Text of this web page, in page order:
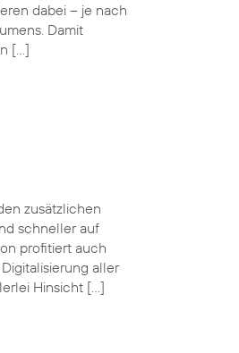
dabei – je nach
Damit
[…]
zusätzlichen
schneller auf
profitiert auch
aller
Hinsicht […]